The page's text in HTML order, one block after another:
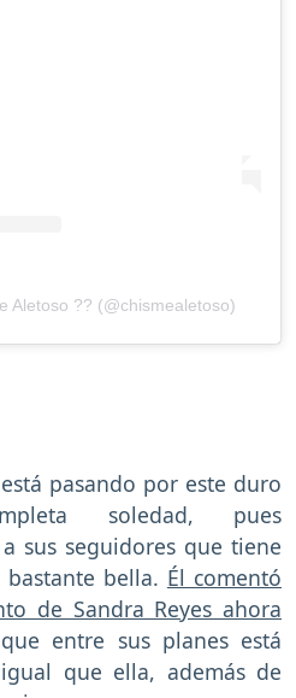
Aletoso ?? (@chismealetoso)
pasando por este duro
soledad, pues
sus seguidores que tiene
bella. Él comentó
de Sandra Reyes ahora
entre sus planes está
que ella, además de